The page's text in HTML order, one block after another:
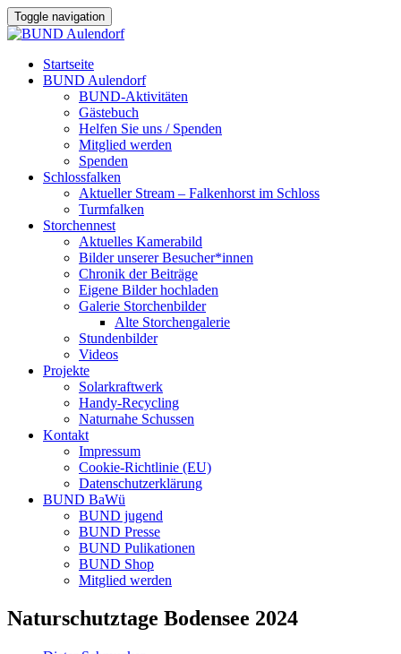
Toggle navigation
Startseite
BUND Aulendorf
BUND-Aktivitäten
Gästebuch
Helfen Sie uns / Spenden
Mitglied werden
Spenden
Schlossfalken
Aktueller Stream – Falkenhorst im Schloss
Turmfalken
Storchennest
Aktuelles Kamerabild
Bilder unserer Besucher*innen
Chronik der Beiträge
Eigene Bilder hochladen
Galerie Storchenbilder
Alte Storchengalerie
Stundenbilder
Videos
Projekte
Solarkraftwerk
Handy-Recycling
Naturnahe Schussen
Kontakt
Impressum
Cookie-Richtlinie (EU)
Datenschutzerklärung
BUND BaWü
BUND jugend
BUND Presse
BUND Pulikationen
BUND Shop
Mitglied werden
Naturschutztage Bodensee 2024